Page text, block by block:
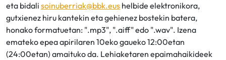
eta bidali soinuberriak@bbk.eus helbide elektronikora,
gutxienez hiru kantekin eta gehienez bostekin batera,
honako formatuetan: ".mp3", ".aiff" edo ".wav". Izena
emateko epea apirilaren 10eko gaueko 12:00etan
(24:00etan) amaituko da. Lehiaketaren epaimahaikideek